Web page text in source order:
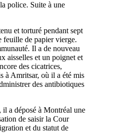
police. Suite à une
et torturé pendant sept
feuille de papier vierge.
Il a de nouveau
aisselles et un poignet et
des cicatrices,
à Amritsar, où il a été mis
des antibiotiques
a déposé à Montréal une
de saisir la Cour
et du statut de